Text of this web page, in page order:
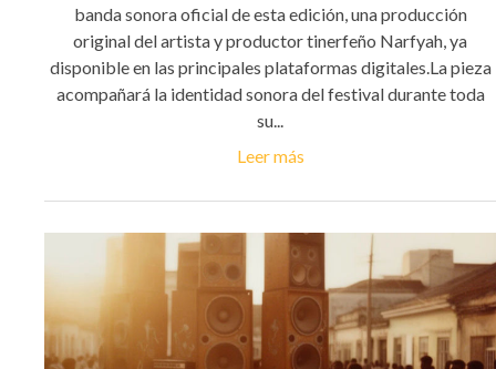
banda sonora oficial de esta edición, una producción
original del artista y productor tinerfeño Narfyah, ya
disponible en las principales plataformas digitales.La pieza
acompañará la identidad sonora del festival durante toda
su...
Leer más